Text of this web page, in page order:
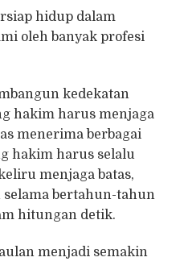
hidup dalam
oleh banyak profesi
kedekatan
hakim harus menjaga
menerima berbagai
hakim harus selalu
menjaga batas,
bertahun-tahun
hitungan detik.
menjadi semakin